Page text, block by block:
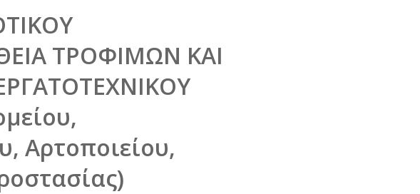
ΤΡΟΦΙΜΩΝ ΚΑΙ
Αρτοποιείου,